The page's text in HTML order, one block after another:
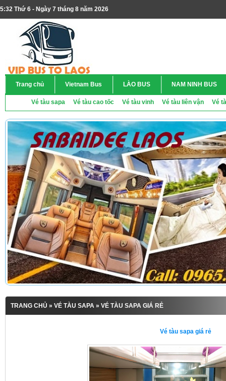
5:32 Thứ 6 - Ngày 7 tháng 8 năm 2026
Trang chủ Vietnam Bus LÀO BUS NAM NINH BUS
Vé tàu sapa Vé tàu cao tốc Vé tàu vinh Vé tàu liên vận Vé
TRANG CHỦ » VÉ TÀU SAPA » VÉ TÀU SAPA GIÁ RẺ
Vé tàu sapa giá rẻ